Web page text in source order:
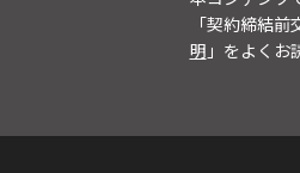
「契約締結
明 」をよくお